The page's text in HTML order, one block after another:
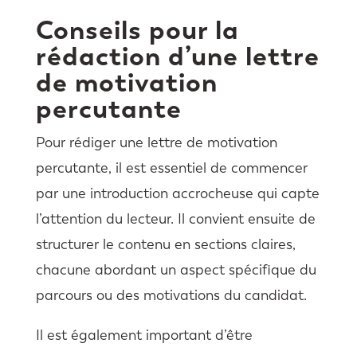
Conseils pour la
rédaction d’une lettre
de motivation
percutante
Pour rédiger une lettre de motivation
percutante, il est essentiel de commencer
par une introduction accrocheuse qui capte
l’attention du lecteur. Il convient ensuite de
structurer le contenu en sections claires,
chacune abordant un aspect spécifique du
parcours ou des motivations du candidat.
Il est également important d’être